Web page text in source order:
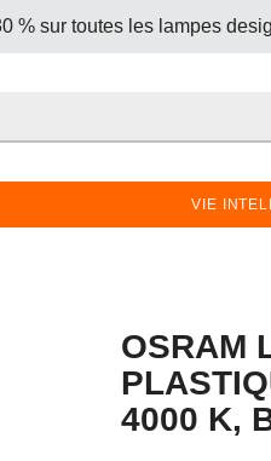
% sur toutes les lampes
cher (ou de même prix) est
VIE
OSRAM
4000 K,